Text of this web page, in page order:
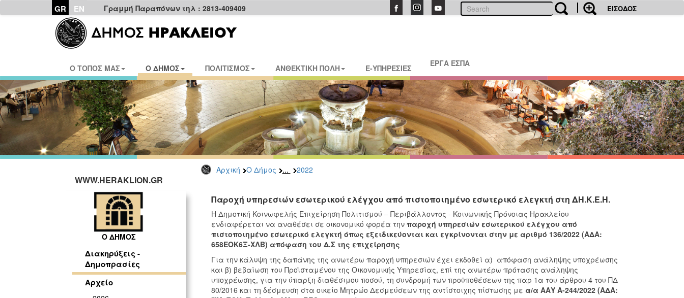
GR EN Γραμμή Παραπόνων τηλ : 2813-409409 ΕΙΣΟΔΟΣ
Ο ΤΟΠΟΣ ΜΑΣ Ο ΔΗΜΟΣ ΠΟΛΙΤΙΣΜΟΣ ΑΝΘΕΚΤΙΚΗ ΠΟΛΗ E-ΥΠΗΡΕΣΙΕΣ ΕΡΓΑ ΕΣΠΑ
Αρχική Ο Δήμος ... 2022
WWW.HERAKLION.GR
Ο ΔΗΜΟΣ
Διακηρύξεις -
Δημοπρασίες
Αρχείο
Παροχή υπηρεσιών εσωτερικού ελέγχου από πιστοποιημένο εσωτερικό ελεγκτή στη ΔΗ.Κ.Ε.Η.
H Δημοτική Κοινωφελής Επιχείρηση Πολιτισμού – Περιβάλλοντος - Κοινωνικής Πρόνοιας Ηρακλείου
ενδιαφέρεται να αναθέσει σε οικονομικό φορέα την παροχή υπηρεσιών εσωτερικού ελέγχου από
πιστοποιημένο εσωτερικό ελεγκτή όπως εξειδικεύονται και εγκρίνονται στην με αριθμό 136/2022 (ΑΔΑ:
658ΕΟΚ6Ξ-ΧΛΒ) απόφαση του Δ.Σ της επιχείρησης
Για την κάλυψη της δαπάνης της ανωτέρω παροχή υπηρεσιών έχει εκδοθεί α) απόφαση ανάληψης υποχρέωσης
και β) βεβαίωση του Προϊσταμένου της Οικονομικής Υπηρεσίας, επί της ανωτέρω πρότασης ανάληψης
υποχρέωσης, για την ύπαρξη διαθέσιμου ποσού, τη συνδρομή των προϋποθέσεων της παρ 1α του άρθρου 4 του ΠΔ
80/2016 και τη δέσμευση στα οικείο Μητρώο Δεσμεύσεων της αντίστοιχης πίστωσης με α/α ΑΑΥ Α-244/2022 (ΑΔΑ: